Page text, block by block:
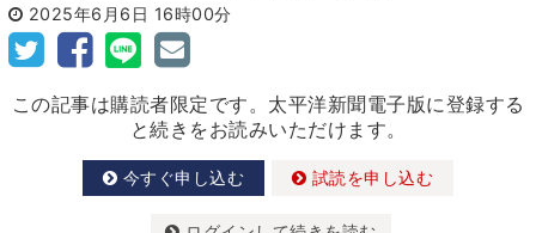
2025年6月6日 16時00分
この記事は購読者限定です。太平洋新聞電子版に登録する
と続きをお読みいただけます。
今すぐ申し込む 試読を申し込む